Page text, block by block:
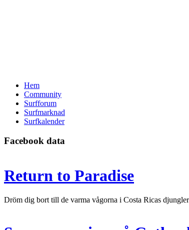
Hem
Community
Surfforum
Surfmarknad
Surfkalender
Facebook data
Return to Paradise
Dröm dig bort till de varma vågorna i Costa Ricas